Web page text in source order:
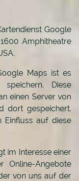
Google
Amphitheatre
Maps ist es
Diese
einen Server von
dort gespeichert.
Einfluss auf diese
im Interesse einer
Online-Angebote
von uns auf der